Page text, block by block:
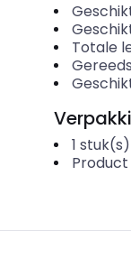
Totale
1 stuk(s)